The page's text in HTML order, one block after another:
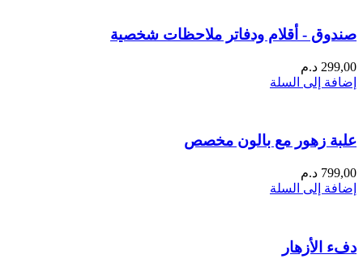
صندوق - أقلام ودفاتر ملاحظات شخصية
299,00 د.م
إضافة إلى السلة
علبة زهور مع بالون مخصص
799,00 د.م
إضافة إلى السلة
دفء الأزهار